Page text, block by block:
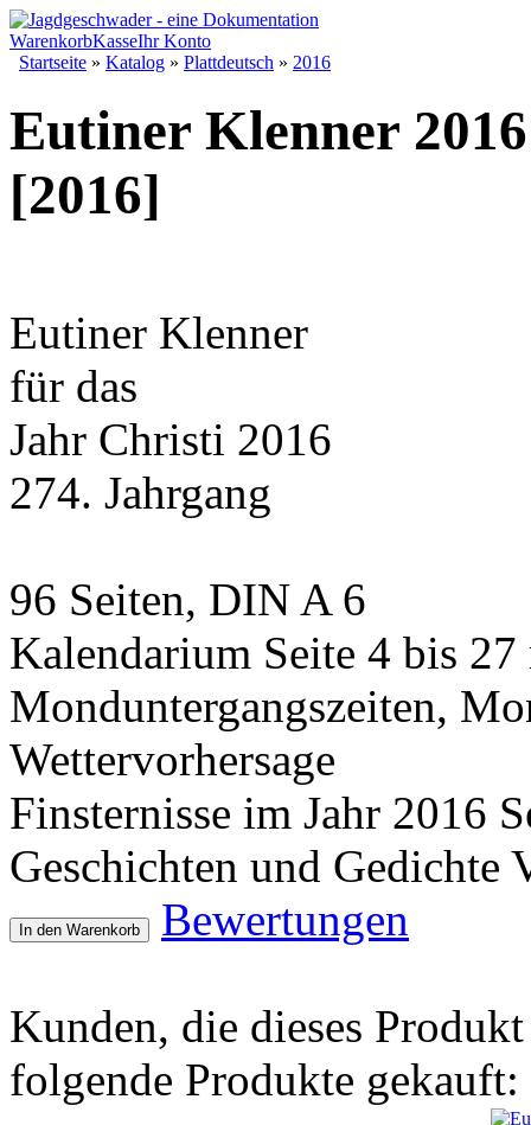
WarenkorbKasseIhr Konto
Startseite » Katalog » Plattdeutsch » 2016
Eutiner Klenner 2016
[2016]
Eutiner Klenner
für das
Jahr Christi 2016
274. Jahrgang
96 Seiten, DIN A 6
Kalendarium Seite 4 bis
Monduntergangszeiten,
Wettervorhersage
Finsternisse im Jahr 2016
Geschichten und Gedichte
In den Warenkorb Bewertungen
Kunden, die dieses
folgende Produkte gekauft: